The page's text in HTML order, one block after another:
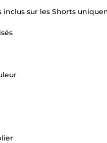
inclus sur les Shorts